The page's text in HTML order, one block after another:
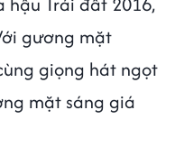
gương mặt
giọng hát ngọt
mặt sáng giá